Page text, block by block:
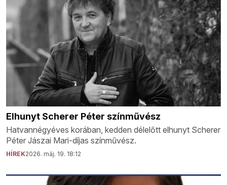
Elhunyt Scherer Péter színművész
Hatvannégyéves korában, kedden délelőtt elhunyt Scherer
Péter Jászai Mari-díjas színművész.
HÍREK2026. máj. 19. 18:12